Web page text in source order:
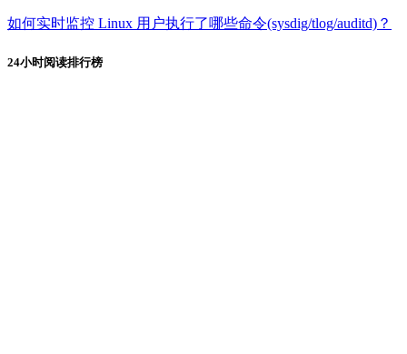
如何实时监控 Linux 用户执行了哪些命令(sysdig/tlog/auditd)？
24小时阅读排行榜